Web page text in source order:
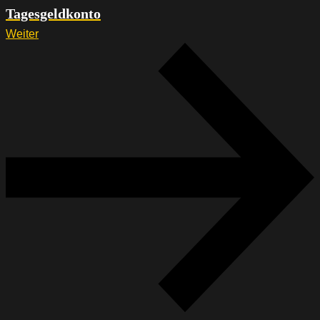
Tagesgeldkonto
Weiter